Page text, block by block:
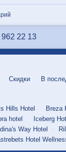
22 13
Скидки В
Hills Hotel Breza
hotel Iceberg
Way Hotel
Hotel